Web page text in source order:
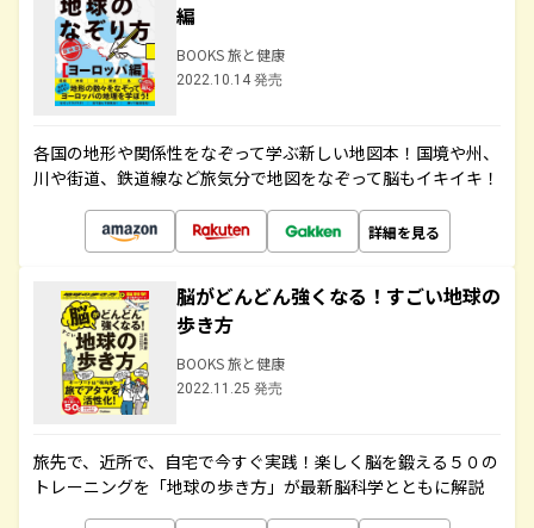
編
BOOKS 旅と健康
2022.10.14 発売
各国の地形や関係性をなぞって学ぶ新しい地図本！国境や州、
川や街道、鉄道線など旅気分で地図をなぞって脳もイキイキ！
詳細を見る
脳がどんどん強くなる！すごい地球の
歩き方
BOOKS 旅と健康
2022.11.25 発売
旅先で、近所で、自宅で今すぐ実践！楽しく脳を鍛える５０の
トレーニングを「地球の歩き方」が最新脳科学とともに解説